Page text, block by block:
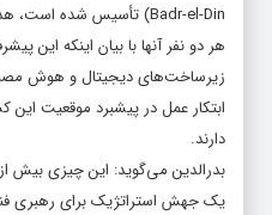
Badr-el-Din) تأسیس شده است، هدایت می‌شود.
هر دو نفر آنها با بیان اینکه این
زیرساخت‌های دیجیتال و هوش
ابتکار عمل در پیشبرد موقعیت
دارند.
بدرالدین می‌گوید: این چیزی بیش
یک جهش استراتژیک برای رهبری